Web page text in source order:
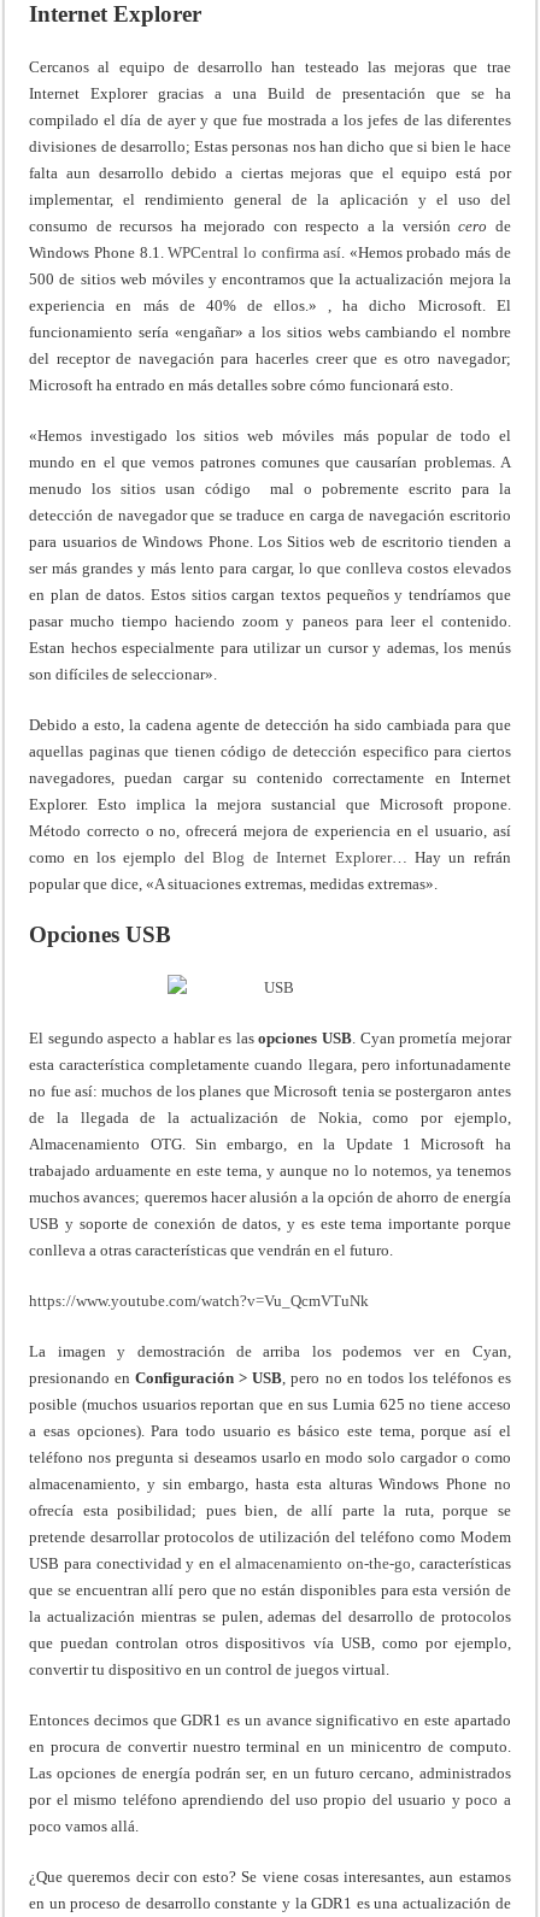
Internet Explorer
Cercanos al equipo de desarrollo han testeado las mejoras que trae
Internet Explorer gracias a una Build de presentación que se ha
compilado el día de ayer y que fue mostrada a los jefes de las diferentes
divisiones de desarrollo; Estas personas nos han dicho que si bien le hace
falta aun desarrollo debido a ciertas mejoras que el equipo está por
implementar, el rendimiento general de la aplicación y el uso del
consumo de recursos ha mejorado con respecto a la versióncero de
Windows Phone 8.1.WPCentral lo confirma así. «Hemos probado más de
500 de sitios web móviles y encontramos que la actualización mejora la
experiencia en más de 40% de ellos.» , ha dicho Microsoft. El
funcionamiento sería «engañar» a los sitios webs cambiando el nombre
del receptor de navegación para hacerles creer que es otro navegador;
Microsoft ha entrado en más detalles sobre cómo funcionará esto.
«Hemos investigado los sitios web móviles más popular de todo el
mundo en el que vemos patrones comunes que causarían problemas. A
menudo los sitios usan código mal o pobremente escrito para la
detección de navegador que se traduce en carga de navegación escritorio
para usuarios de Windows Phone. Los Sitios web de escritorio tienden a
ser más grandes y más lento para cargar, lo que conlleva costos elevados
en plan de datos. Estos sitios cargan textos pequeños y tendríamos que
pasar mucho tiempo haciendo zoom y paneos para leer el contenido.
Estan hechos especialmente para utilizar un cursor y ademas, los menús
son difíciles de seleccionar».
Debido a esto, la cadena agente de detección ha sido cambiada para que
aquellas paginas que tienen código de detección especifico para ciertos
navegadores, puedan cargar su contenido correctamente en Internet
Explorer. Esto implica la mejora sustancial que Microsoft propone.
Método correcto o no, ofrecerá mejora de experiencia en el usuario, así
como en los ejemplo delBlog de Internet Explorer… Hay un refrán
popular que dice, «A situaciones extremas, medidas extremas».
Opciones USB
El segundo aspecto a hablar es lasopciones USB. Cyan prometía mejorar
esta característica completamente cuando llegara, pero infortunadamente
no fue así: muchos de los planes que Microsoft tenia se postergaron antes
de la llegada de la actualización de Nokia, como por ejemplo,
Almacenamiento OTG. Sin embargo, en la Update 1 Microsoft ha
trabajado arduamente en este tema, y aunque no lo notemos, ya tenemos
muchos avances; queremos hacer alusión a la opción de ahorro de energía
USB y soporte de conexión de datos, y es este tema importante porque
conlleva a otras características que vendrán en el futuro.
https://www.youtube.com/watch?v=Vu_QcmVTuNk
La imagen y demostración de arriba los podemos ver en Cyan,
presionando enConfiguración > USB, pero no en todos los teléfonos es
posible (muchos usuarios reportan que en sus Lumia 625 no tiene acceso
a esas opciones). Para todo usuario es básico este tema, porque así el
teléfono nos pregunta si deseamos usarlo en modo solo cargador o como
almacenamiento, y sin embargo, hasta esta alturas Windows Phone no
ofrecía esta posibilidad; pues bien, de allí parte la ruta, porque se
pretende desarrollar protocolos de utilización del teléfono como Modem
USB para conectividad y en elalmacenamiento on-the-go, características
que se encuentran allí pero que no están disponibles para esta versión de
la actualización mientras se pulen, ademas del desarrollo de protocolos
que puedan controlan otros dispositivos vía USB, como por ejemplo,
convertir tu dispositivo en un control de juegos virtual.
Entonces decimos que GDR1 es un avance significativo en este apartado
en procura de convertir nuestro terminal en un minicentro de computo.
Las opciones de energía podrán ser, en un futuro cercano, administrados
por el mismo teléfono aprendiendo del uso propio del usuario y poco a
poco vamos allá.
¿Que queremos decir con esto? Se viene cosas interesantes, aun estamos
en un proceso de desarrollo constante y la GDR1 es una actualización de